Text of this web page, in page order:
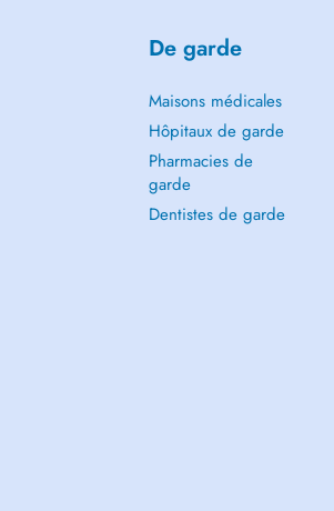
De garde
Maisons médicales
Hôpitaux de garde
Pharmacies de
garde
Dentistes de garde